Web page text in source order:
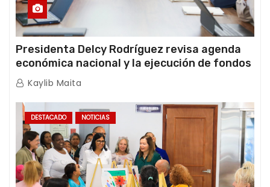
Presidenta Delcy Rodríguez revisa agenda
económica nacional y la ejecución de fondos
de emergencia post-sismos
Kaylib Maita
DESTACADO NOTICIAS